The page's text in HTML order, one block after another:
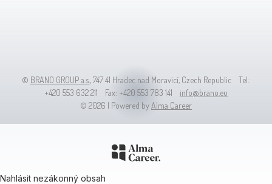
© BRANO GROUP a.s., 747 41 Hradec nad Moravicí, Czech Republic Tel.:
+420 553 632 211 Fax: +420 553 783 141 info@brano.eu
© 2026 | Powered byAlma Career
Nahlásit nezákonný obsah